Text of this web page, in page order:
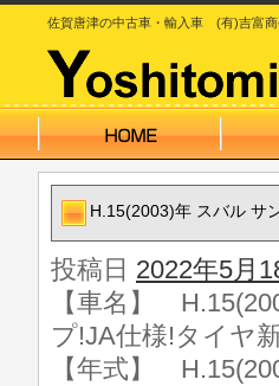
佐賀唐津の中古車・輸入車 (有)吉富
H.15(2003)年 スバル サ
投稿日 2022年5月
【車名】
プ!JA仕様!タイヤ
【年式】